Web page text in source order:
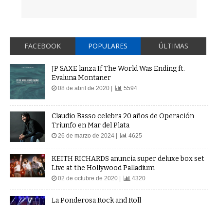
FACEBOOK POPULARES ÚLTIMAS
JP SAXE lanza If The World Was Ending ft.
Evaluna Montaner
08 de abril de 2020 | 5594
Claudio Basso celebra 20 años de Operación
Triunfo en Mar del Plata
26 de marzo de 2024 | 4625
KEITH RICHARDS anuncia super deluxe box set
Live at the Hollywood Palladium
02 de octubre de 2020 | 4320
La Ponderosa Rock and Roll